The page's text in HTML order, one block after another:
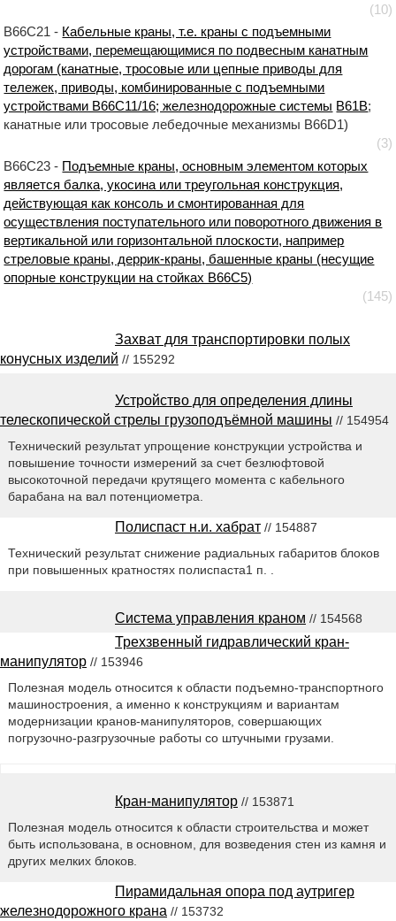
(10)
B66C21 - Кабельные краны, т.е. краны с подъемными
устройствами, перемещающимися по подвесным канатным
дорогам (канатные, тросовые или цепные приводы для
тележек, приводы, комбинированные с подъемными
устройствами B66C11/16; железнодорожные системы B61B;
канатные или тросовые лебедочные механизмы B66D1)
(3)
B66C23 - Подъемные краны, основным элементом которых
является балка, укосина или треугольная конструкция,
действующая как консоль и смонтированная для
осуществления поступательного или поворотного движения в
вертикальной или горизонтальной плоскости, например
стреловые краны, деррик-краны, башенные краны (несущие
опорные конструкции на стойках B66C5)
(145)
Захват для транспортировки полых
конусных изделий // 155292
Устройство для определения длины
телескопической стрелы грузоподъёмной машины // 154954
Технический результат упрощение конструкции устройства и
повышение точности измерений за счет безлюфтовой
высокоточной передачи крутящего момента с кабельного
барабана на вал потенциометра.
Полиспаст н.и. хабрат // 154887
Технический результат снижение радиальных габаритов блоков
при повышенных кратностях полиспаста1 п. .
Система управления краном // 154568
Трехзвенный гидравлический кран-
манипулятор // 153946
Полезная модель относится к области подъемно-транспортного
машиностроения, а именно к конструкциям и вариантам
модернизации кранов-манипуляторов, совершающих
погрузочно-разгрузочные работы со штучными грузами.
Кран-манипулятор // 153871
Полезная модель относится к области строительства и может
быть использована, в основном, для возведения стен из камня и
других мелких блоков.
Пирамидальная опора под аутригер
железнодорожного крана // 153732